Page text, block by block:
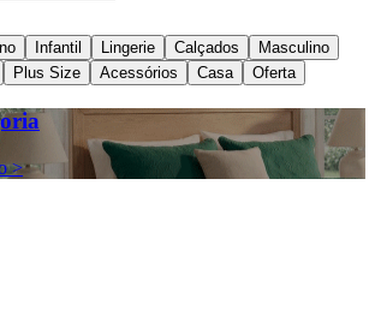
Infantil Lingerie Calçados
Masculino
Plus Size Acessórios Casa Oferta
>